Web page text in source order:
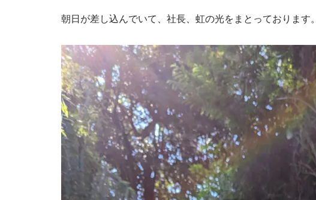
朝日が差し込んでいて、社長、虹の光をまとっております。